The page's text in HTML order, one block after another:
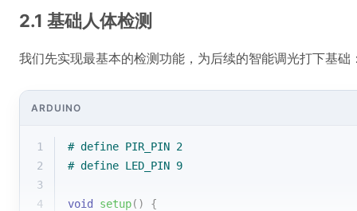
2.1 基础人体检测
我们先实现最基本的检测功能，为后续的智能调光打下基础
ARDUINO
1 # define PIR_PIN 2
2
# define LED_PIN 9
3
4
void setup()
{